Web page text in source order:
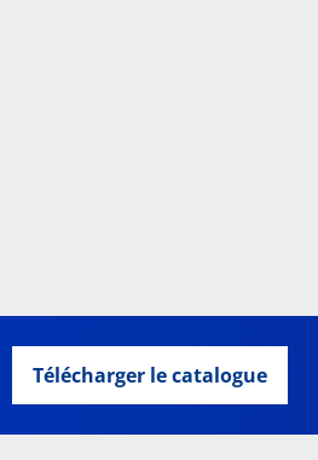
Télécharger le catalogue